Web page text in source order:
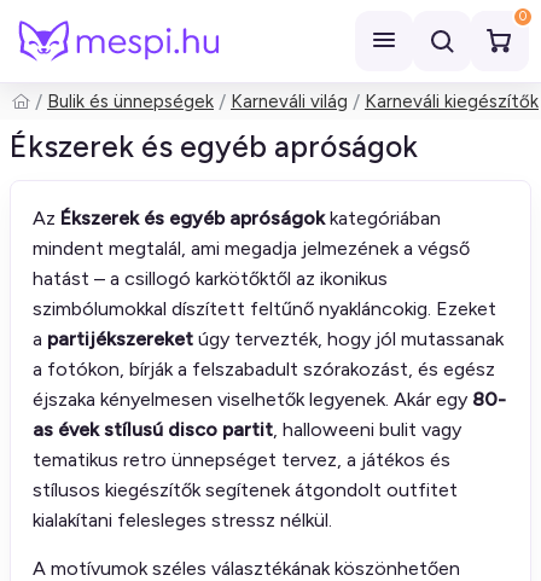
0
Keresés
Bulik és ünnepségek Karneváli világ Karneváli kiegészítők
Ékszerek és egyéb apróságok
Az Ékszerek és egyéb apróságokkategóriában
mindent megtalál, ami megadja jelmezének a végső
hatást – a csillogó karkötőktől az ikonikus
szimbólumokkal díszített feltűnő nyakláncokig. Ezeket
a partijékszereket úgy tervezték, hogy jól mutassanak
a fotókon, bírják a felszabadult szórakozást, és egész
éjszaka kényelmesen viselhetők legyenek. Akár egy 80-
as évek stílusú disco partit, halloweeni bulit vagy
tematikus retro ünnepséget tervez, a játékos és
stílusos kiegészítők segítenek átgondolt outfitet
kialakítani felesleges stressz nélkül.
A motívumok széles választékának köszönhetően